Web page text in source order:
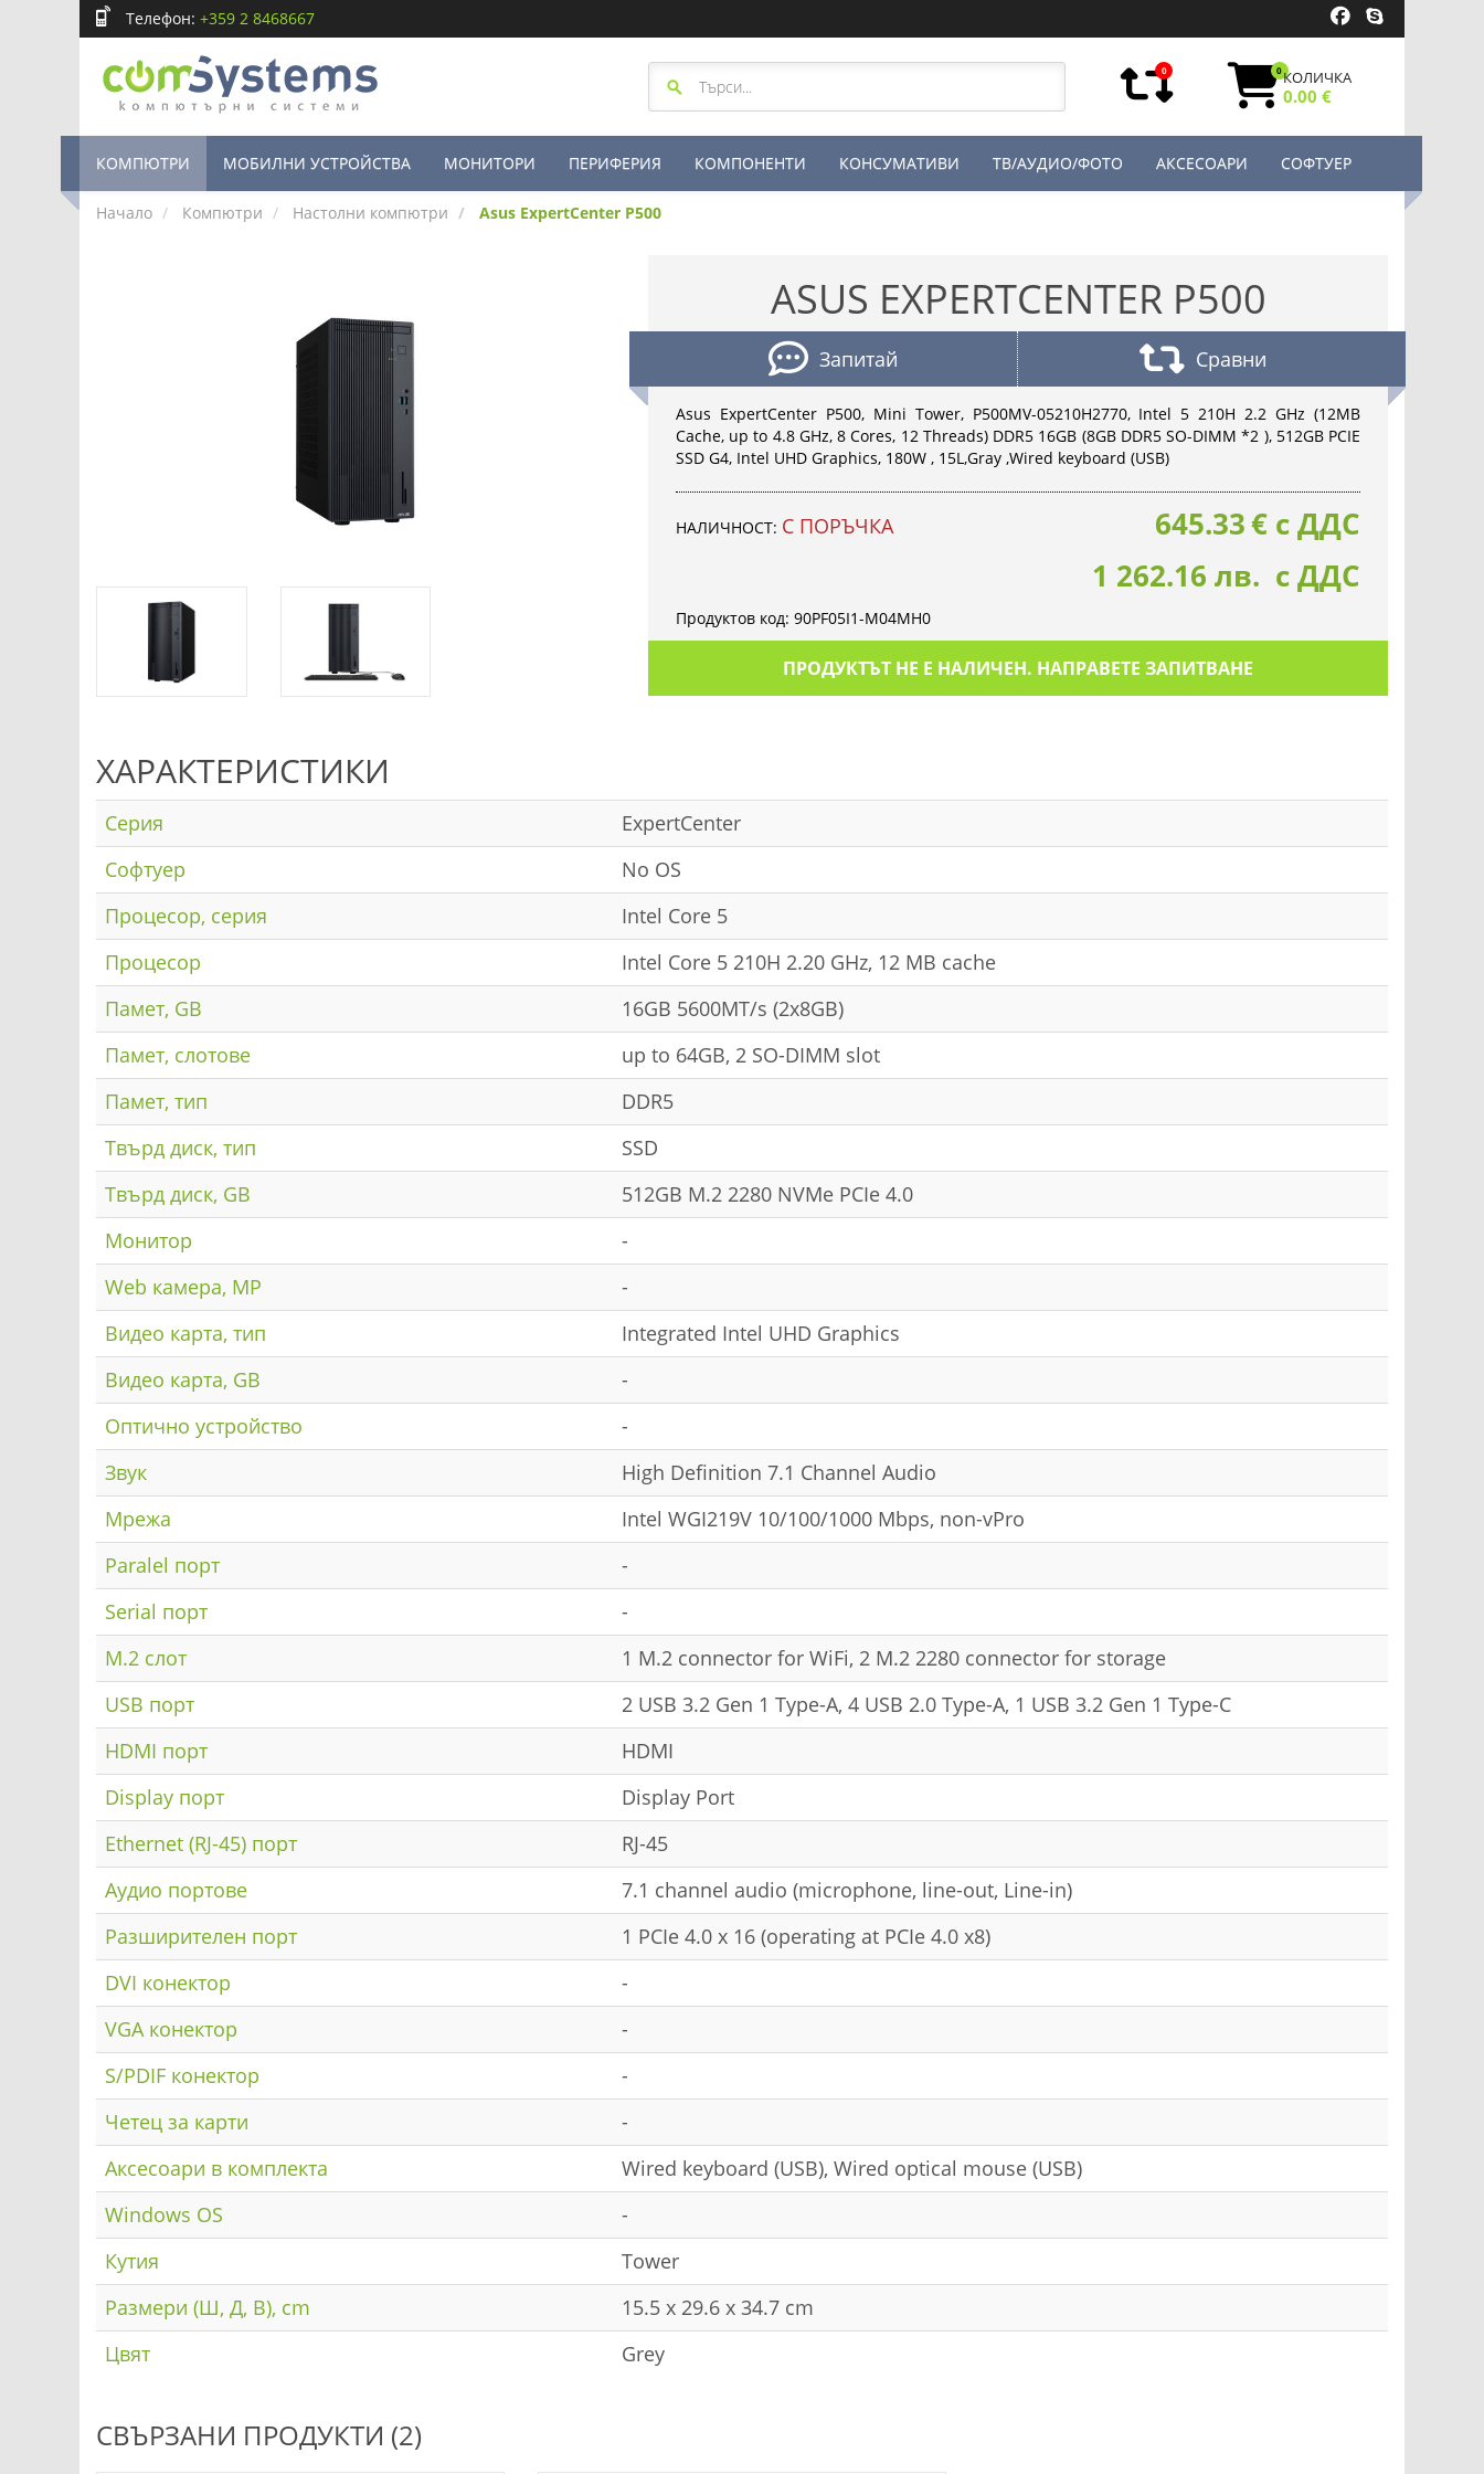
Телефон: +359 2 8468667
0 0КОЛИЧКА
0.00 €
КОМПЮТРИ МОБИЛНИ УСТРОЙСТВА МОНИТОРИ ПЕРИФЕРИЯ КОМПОНЕНТИ КОНСУМАТИВИ ТВ/АУДИО/ФОТО АКСЕСОАРИ СОФТУЕР
Начало Компютри Настолни компютри Asus ExpertCenter P500
ASUS EXPERTCENTER P500
Запитай Сравни
Asus ExpertCenter P500, Mini Tower, P500MV-05210H2770, Intel 5 210H 2.2 GHz (12MB
Cache, up to 4.8 GHz, 8 Cores, 12 Threads) DDR5 16GB (8GB DDR5 SO-DIMM *2 ), 512GB PCIE
SSD G4, Intel UHD Graphics, 180W , 15L,Gray ,Wired keyboard (USB)
НАЛИЧНОСТ: С ПОРЪЧКА 645.33€ с ДДС
1 262.16 лв. с ДДС
Продуктов код: 90PF05I1-M04MH0
ПРОДУКТЪТ НЕ Е НАЛИЧЕН. НАПРАВЕТЕ ЗАПИТВАНЕ
ХАРАКТЕРИСТИКИ
Серия
ExpertCenter
Софтуер
No OS
Процесор, серия
Intel Core 5
Процесор
Intel Core 5 210H 2.20 GHz, 12 MB cache
Памет, GB
16GB 5600MT/s (2x8GB)
Памет, слотове
up to 64GB, 2 SO-DIMM slot
Памет, тип
DDR5
Твърд диск, тип
SSD
Твърд диск, GB
512GB M.2 2280 NVMe PCIe 4.0
Монитор
-
Web камера, MP
-
Видео карта, тип
Integrated Intel UHD Graphics
Видео карта, GB
-
Оптично устройство
-
Звук
High Definition 7.1 Channel Audio
Мрежа
Intel WGI219V 10/100/1000 Mbps, non-vPro
Paralel порт
-
Serial порт
-
M.2 слот
1 M.2 connector for WiFi, 2 M.2 2280 connector for storage
USB порт
2 USB 3.2 Gen 1 Type-A, 4 USB 2.0 Type-A, 1 USB 3.2 Gen 1 Type-C
HDMI порт
HDMI
Display порт
Display Port
Ethernet (RJ-45) порт
RJ-45
Аудио портове
7.1 channel audio (microphone, line-out, Line-in)
Разширителен порт
1 PCIe 4.0 x 16 (operating at PCIe 4.0 x8)
DVI конектор
-
VGA конектор
-
S/PDIF конектор
-
Четец за карти
-
Аксесоари в комплекта
Wired keyboard (USB), Wired optical mouse (USB)
Windows OS
-
Кутия
Tower
Размери (Ш, Д, В), cm
15.5 x 29.6 x 34.7 cm
Цвят
Grey
СВЪРЗАНИ ПРОДУКТИ (2)